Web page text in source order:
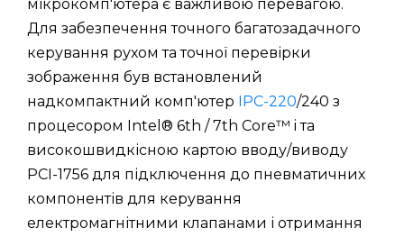
мікрокомп'ютера є важливою перевагою.
Для забезпечення точного багатозадачного
керування рухом та точної перевірки
зображення був встановлений
надкомпактний комп'ютер IPC-220/240 з
процесором Intel® 6th / 7th Core™ i та
високошвидкісною картою вводу/виводу
PCI-1756 для підключення до пневматичних
компонентів для керування
електромагнітними клапанами і отримання